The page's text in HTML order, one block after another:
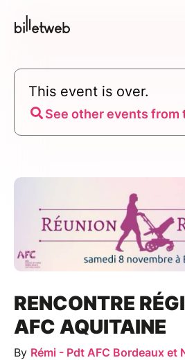
This event is over.
See other events from
RENCONTRE
AFC AQUITAINE
By Rémi - Pdt AFC Bordeaux et